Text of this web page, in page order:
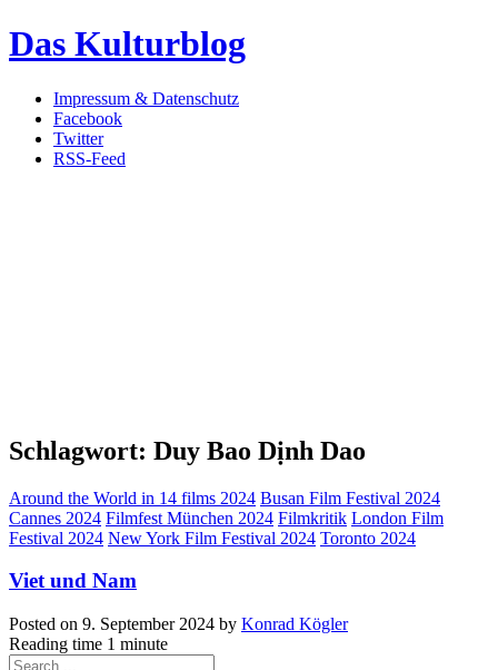
Das Kulturblog
Impressum & Datenschutz
Facebook
Twitter
RSS-Feed
Schlagwort: Duy Bao Dịnh Dao
Around the World in 14 films 2024 Busan Film Festival 2024
Cannes 2024 Filmfest München 2024 Filmkritik London Film
Festival 2024 New York Film Festival 2024 Toronto 2024
Viet und Nam
Posted on 9. September 2024 by Konrad Kögler
Reading time 1 minute